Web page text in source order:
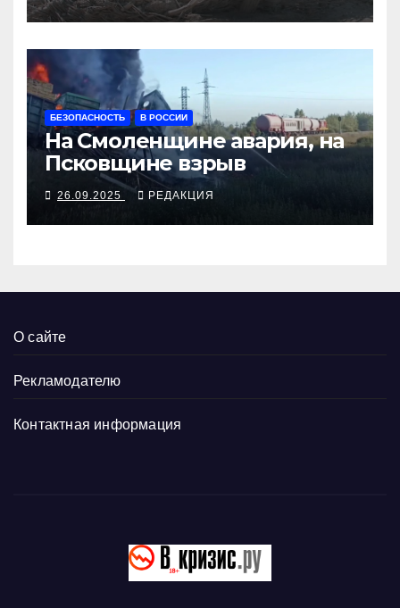
БЕЗОПАСНОСТЬ В РОССИИ
На Смоленщине авария, на
Псковщине взрыв
26.09.2025 РЕДАКЦИЯ
О сайте
Рекламодателю
Контактная информация